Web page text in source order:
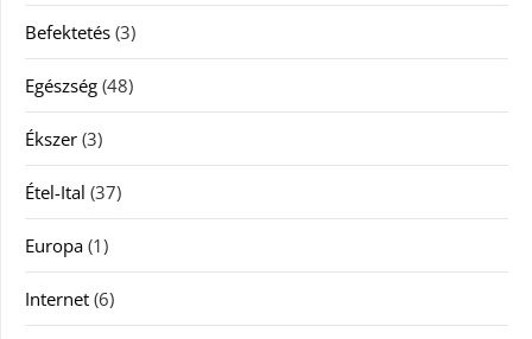
Befektetés (3)
Egészség (48)
Ékszer (3)
Étel-Ital (37)
Europa (1)
Internet (6)